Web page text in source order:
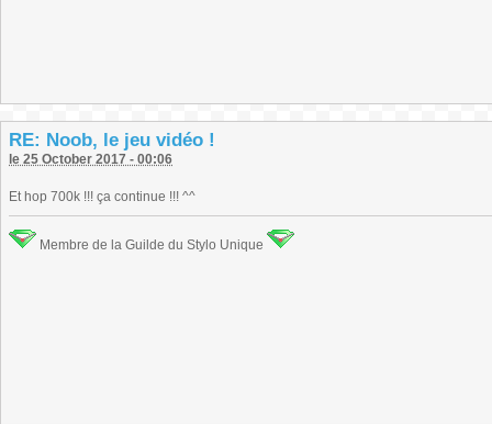
RE: Noob, le jeu vidéo !
le 25 October 2017 - 00:06
Et hop 700k !!! ça continue !!! ^^
Membre de la Guilde du Stylo Unique